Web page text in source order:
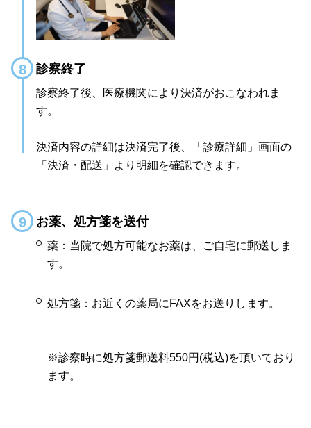
診察終了
診察終了後、医療機関により決済がおこなわれま
す。
決済内容の詳細は決済完了後、「診療詳細」画面の
「決済・配送」より明細を確認できます。
お薬、処方箋を送付
薬：当院で処方可能なお薬は、ご自宅に郵送しま
す。
処方箋：お近くの薬局にFAXをお送りします。
※診察時に処方箋郵送料550円(税込)を頂いており
ます。